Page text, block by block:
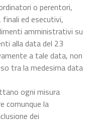
o perentori,
ed esecutivi,
amministrativi su
alla data del 23
a tale data, non
tra la medesima data
ogni misura
comunque la
dei